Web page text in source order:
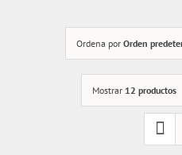
Ordena por Orden
Mostrar 12 productos